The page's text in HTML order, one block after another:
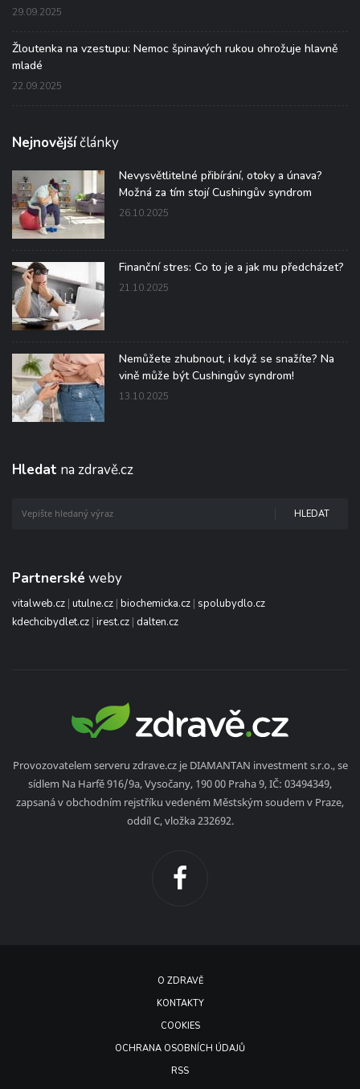
29.09.2025
Žloutenka na vzestupu: Nemoc špinavých rukou ohrožuje hlavně
mladé
22.09.2025
Nejnovějšíčlánky
Nevysvětlitelné přibírání, otoky a únava?
Možná za tím stojí Cushingův syndrom
26.10.2025
Finanční stres: Co to je a jak mu předcházet?
21.10.2025
Nemůžete zhubnout, i když se snažíte? Na
vině může být Cushingův syndrom!
13.10.2025
Hledat na zdravě.cz
HLEDAT
Partnerské weby
vitalweb.cz | utulne.cz | biochemicka.cz | spolubydlo.cz
kdechcibydlet.cz | irest.cz | dalten.cz
Provozovatelem serveru zdrave.cz je DIAMANTAN investment s.r.o., se
sídlem Na Harfě 916/9a, Vysočany, 190 00 Praha 9, IČ: 03494349,
zapsaná v obchodním rejstříku vedeném Městským soudem v Praze,
oddíl C, vložka 232692.
O ZDRAVĚ
KONTAKTY
COOKIES
OCHRANA OSOBNÍCH ÚDAJŮ
RSS